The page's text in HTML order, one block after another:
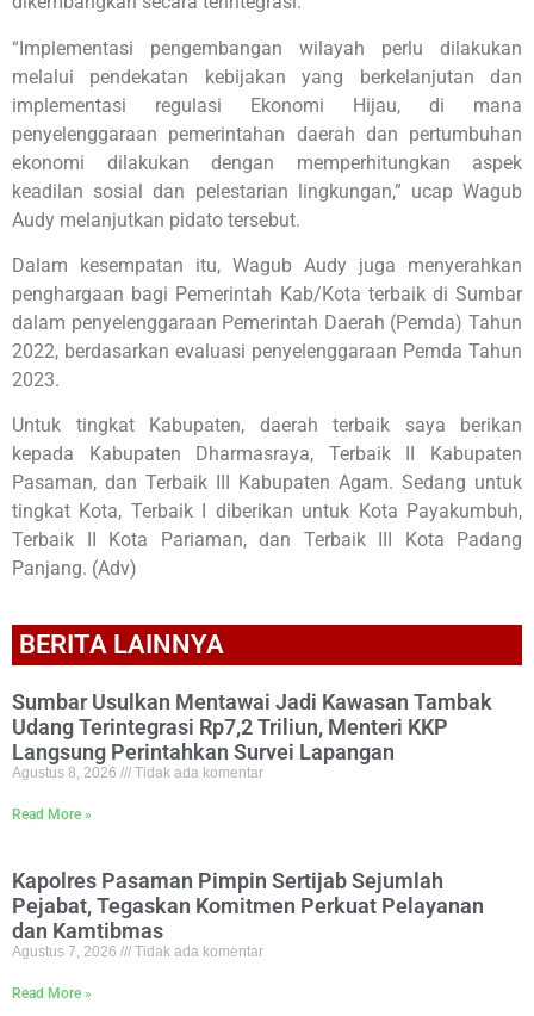
“Implementasi pengembangan wilayah perlu dilakukan
melalui pendekatan kebijakan yang berkelanjutan dan
implementasi regulasi Ekonomi Hijau, di mana
penyelenggaraan pemerintahan daerah dan pertumbuhan
ekonomi dilakukan dengan memperhitungkan aspek
keadilan sosial dan pelestarian lingkungan,” ucap Wagub
Audy melanjutkan pidato tersebut.
Dalam kesempatan itu, Wagub Audy juga menyerahkan
penghargaan bagi Pemerintah Kab/Kota terbaik di Sumbar
dalam penyelenggaraan Pemerintah Daerah (Pemda) Tahun
2022, berdasarkan evaluasi penyelenggaraan Pemda Tahun
2023.
Untuk tingkat Kabupaten, daerah terbaik saya berikan
kepada Kabupaten Dharmasraya, Terbaik II Kabupaten
Pasaman, dan Terbaik III Kabupaten Agam. Sedang untuk
tingkat Kota, Terbaik I diberikan untuk Kota Payakumbuh,
Terbaik II Kota Pariaman, dan Terbaik III Kota Padang
Panjang. (Adv)
BERITA LAINNYA
Sumbar Usulkan Mentawai Jadi Kawasan Tambak
Udang Terintegrasi Rp7,2 Triliun, Menteri KKP
Langsung Perintahkan Survei Lapangan
Agustus 8, 2026 Tidak ada komentar
Read More »
Kapolres Pasaman Pimpin Sertijab Sejumlah
Pejabat, Tegaskan Komitmen Perkuat Pelayanan
dan Kamtibmas
Agustus 7, 2026 Tidak ada komentar
Read More »